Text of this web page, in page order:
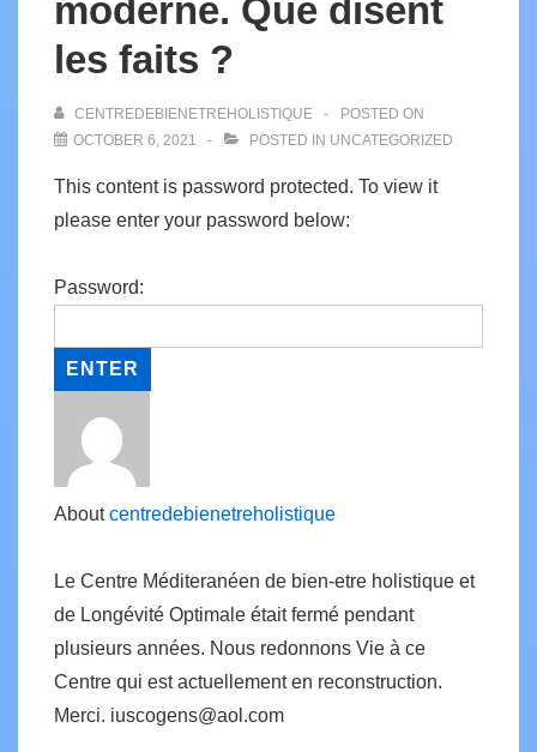
moderne. Que disent
les faits ?
CENTREDEBIENETREHOLISTIQUE
POSTED ON
OCTOBER 6, 2021
POSTED IN UNCATEGORIZED
This content is password protected. To view it
please enter your password below:
Password:
Aboutcentredebienetreholistique
Le Centre Méditeranéen de bien-etre holistique et
de Longévité Optimale était fermé pendant
plusieurs années. Nous redonnons Vie à ce
Centre qui est actuellement en reconstruction.
Merci. iuscogens@aol.com